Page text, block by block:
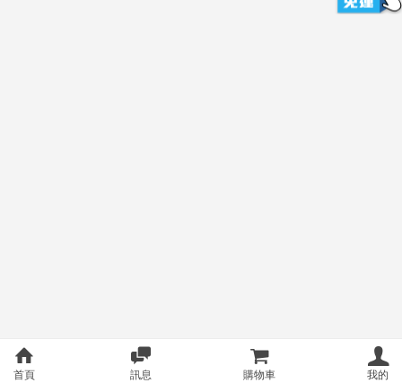
首頁 訊息 購物車 我的